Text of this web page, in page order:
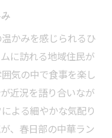
かみを感じられるひ
に訪れる地域住民が
気の中で食事を楽し
近況を語り合いなが
よる細やかな気配り
、春日部の中華ラン